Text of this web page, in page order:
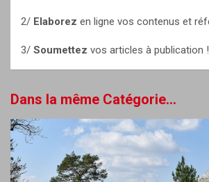
2/ Elaborez en ligne vos contenus et
3/ Soumettez vos articles à publication !
Dans la même Catégorie...